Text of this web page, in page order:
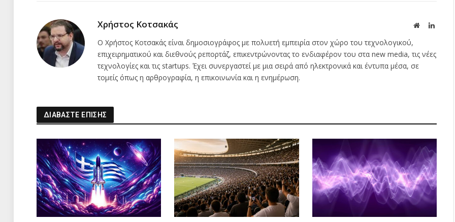
Χρήστος Κοτσακάς Website
Ο Χρήστος Κοτσακάς είναι δημοσιογράφος με πολυετή εμπειρία στον χώρο του τεχνολογικού,
επιχειρηματικού και διεθνούς ρεπορτάζ, επικεντρώνοντας το ενδιαφέρον του στα new media, τις νέες
τεχνολογίες και τις startups. Έχει συνεργαστεί με μια σειρά από ηλεκτρονικά και έντυπα μέσα, σε
τομείς όπως η αρθρογραφία, η επικοινωνία και η ενημέρωση.
ΔΙΑΒΑΣΤΕ ΕΠΙΣΗΣ